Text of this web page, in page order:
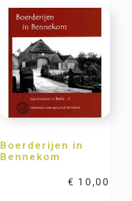
Boerderijen in
Bennekom
€ 10,00